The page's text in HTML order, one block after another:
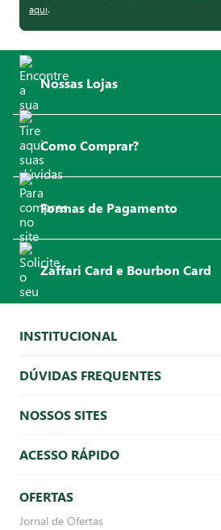
aqui.
Nossas Lojas
Como Comprar?
Formas de Pagamento
Zaffari Card e Bourbon Card
INSTITUCIONAL
DÚVIDAS FREQUENTES
NOSSOS SITES
ACESSO RÁPIDO
OFERTAS
Jornal de Ofertas